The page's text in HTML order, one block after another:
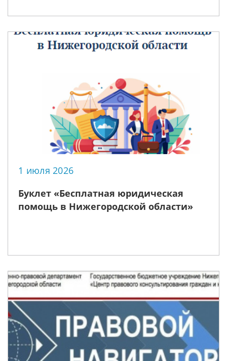
семьи, любви и верности
1 июля 2026
Буклет «Бесплатная юридическая
помощь в Нижегородской области»